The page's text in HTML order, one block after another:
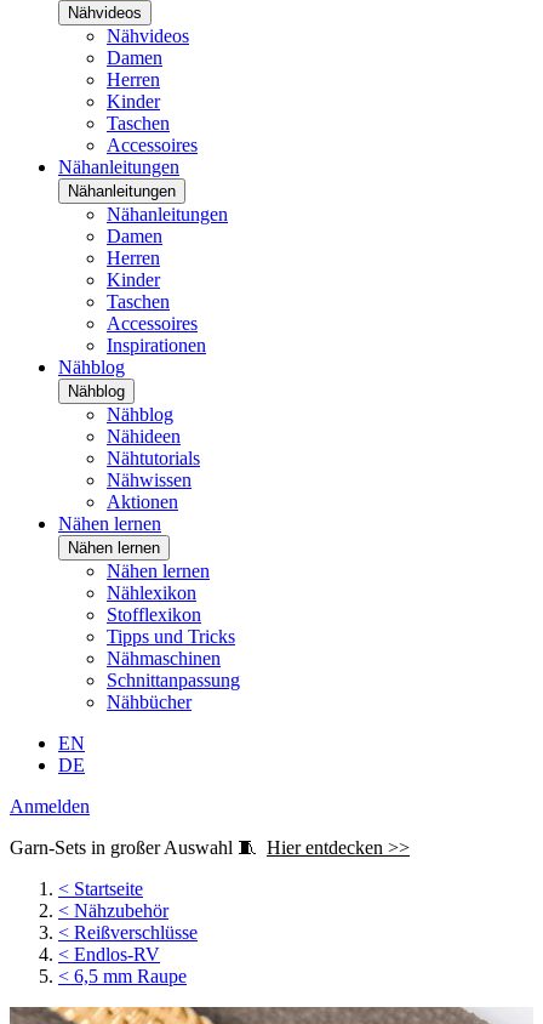
Nähvideos
Nähvideos
Damen
Herren
Kinder
Taschen
Accessoires
Nähanleitungen
Nähanleitungen
Nähanleitungen
Damen
Herren
Kinder
Taschen
Accessoires
Inspirationen
Nähblog
Nähblog
Nähblog
Nähideen
Nähtutorials
Nähwissen
Aktionen
Nähen lernen
Nähen lernen
Nähen lernen
Nählexikon
Stofflexikon
Tipps und Tricks
Nähmaschinen
Schnittanpassung
Nähbücher
EN
DE
Anmelden
Garn-Sets in großer Auswahl 🧵 Hier entdecken >>
< Startseite
< Nähzubehör
< Reißverschlüsse
< Endlos-RV
< 6,5 mm Raupe